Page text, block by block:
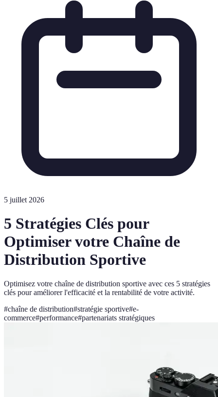
5 juillet 2026
5 Stratégies Clés pour
Optimiser votre Chaîne de
Distribution Sportive
Optimisez votre chaîne de distribution sportive avec ces 5 stratégies
clés pour améliorer l'efficacité et la rentabilité de votre activité.
#chaîne de distribution#stratégie sportive#e-
commerce#performance#partenariats stratégiques